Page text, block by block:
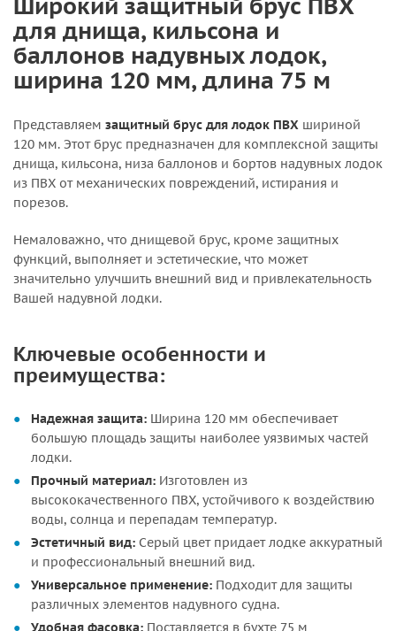
для днища, кильсона и
баллонов надувных лодок,
ширина 120 мм, длина 75 м
Представляем защитный брус для лодок ПВХ шириной
120 мм. Этот брус предназначен для комплексной защиты
днища, кильсона, низа баллонов и бортов надувных лодок
из ПВХ от механических повреждений, истирания и
порезов.
Немаловажно, что днищевой брус, кроме защитных
функций, выполняет и эстетические, что может
значительно улучшить внешний вид и привлекательность
Вашей надувной лодки.
Ключевые особенности и
преимущества:
Надежная защита: Ширина 120 мм обеспечивает
большую площадь защиты наиболее уязвимых частей
лодки.
Прочный материал: Изготовлен из
высококачественного ПВХ, устойчивого к воздействию
воды, солнца и перепадам температур.
Эстетичный вид: Серый цвет придает лодке аккуратный
и профессиональный внешний вид.
Универсальное применение: Подходит для защиты
различных элементов надувного судна.
Удобная фасовка: Поставляется в бухте 75 м